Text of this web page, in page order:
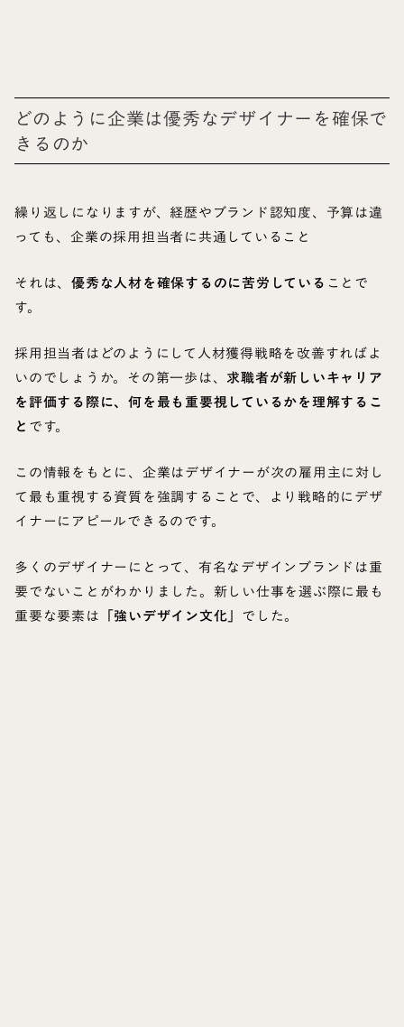
どのように企業は優秀なデザイナーを確保で
きるのか
繰り返しになりますが、経歴やブランド認知度、予算は違
っても、企業の採用担当者に共通していること
それは、 優秀な人材を確保するのに苦労している ことで
す。
採用担当者はどのようにして人材獲得戦略を改善すればよ
いのでしょうか。その第一歩は、 求職者が新しいキャリア
を評価する際に、何を最も重要視しているかを理解するこ
とです。
この情報をもとに、企業はデザイナーが次の雇用主に対し
て最も重視する資質を強調することで、より戦略的にデザ
イナーにアピールできるのです。
多くのデザイナーにとって、有名なデザインブランドは重
要でないことがわかりました。新しい仕事を選ぶ際に最も
重要な要素は 「強いデザイン文化」 でした。